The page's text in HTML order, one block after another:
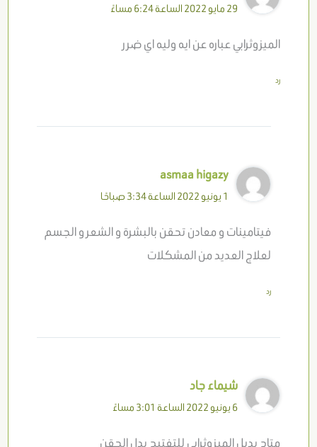
29 مايو 2022 الساعة 6:24 مساءً
الميزوثرابي عباره عن ايه وليه اي ضرر
رد
asmaa higazy
1 يونيو 2022 الساعة 3:34 صباحًا
فيتامينات و معادن تحقن بالبشرة و الشعر و الجسم
لعلاج العديد من المشكلات
رد
شيماء جاد
6 يونيو 2022 الساعة 3:01 مساءً
متاح بديل الميزوثرابي للتفتيح بدل الحقن